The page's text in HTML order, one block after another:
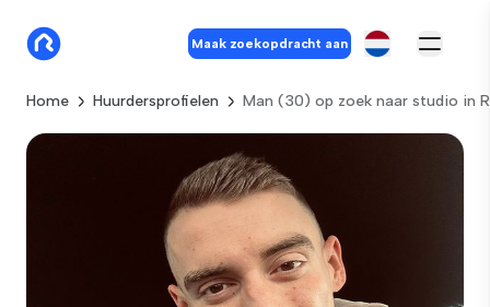
Maak zoekopdracht aan
Home Huurdersprofielen Man (30) op zoek naar studio in